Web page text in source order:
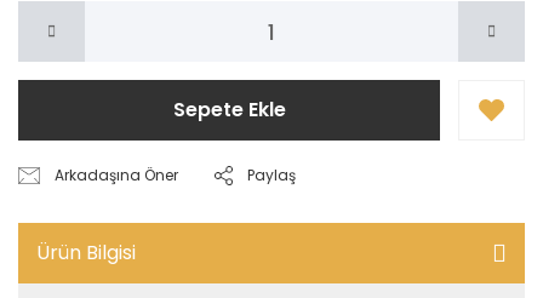
Sepete Ekle
Arkadaşına Öner Paylaş
Ürün Bilgisi